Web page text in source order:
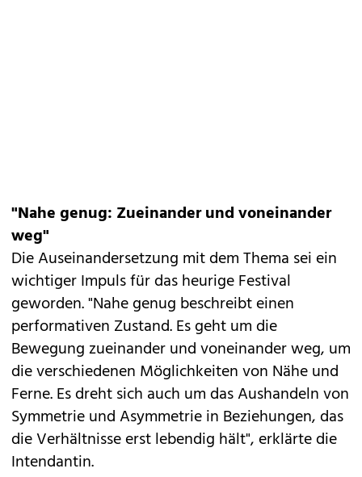
"Nahe genug: Zueinander und voneinander
weg"
Die Auseinandersetzung mit dem Thema sei ein
wichtiger Impuls für das heurige Festival
geworden. "Nahe genug beschreibt einen
performativen Zustand. Es geht um die
Bewegung zueinander und voneinander weg, um
die verschiedenen Möglichkeiten von Nähe und
Ferne. Es dreht sich auch um das Aushandeln von
Symmetrie und Asymmetrie in Beziehungen, das
die Verhältnisse erst lebendig hält", erklärte die
Intendantin.